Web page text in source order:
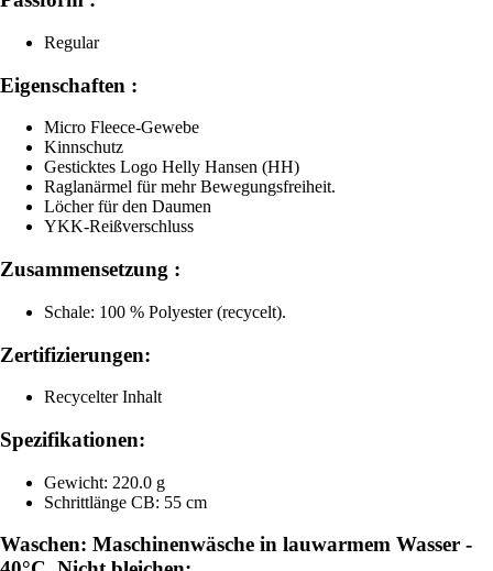
Regular
Eigenschaften :
Micro Fleece-Gewebe
Kinnschutz
Gesticktes Logo Helly Hansen (HH)
Raglanärmel für mehr Bewegungsfreiheit.
Löcher für den Daumen
YKK-Reißverschluss
Zusammensetzung :
Schale: 100 % Polyester (recycelt).
Zertifizierungen:
Recycelter Inhalt
Spezifikationen:
Gewicht: 220.0 g
Schrittlänge CB: 55 cm
Waschen: Maschinenwäsche in lauwarmem Wasser -